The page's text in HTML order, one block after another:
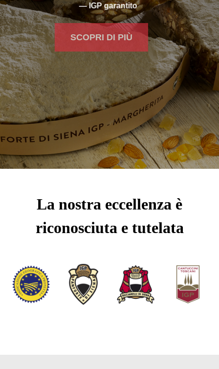
— IGP garantito
SCOPRI DI PIÙ
La nostra eccellenza è
riconosciuta e tutelata